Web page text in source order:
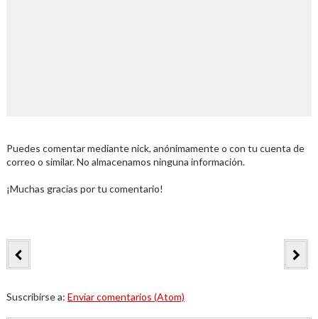
Puedes comentar mediante nick, anónimamente o con tu cuenta de
correo o similar. No almacenamos ninguna información.
¡Muchas gracias por tu comentario!
Suscribirse a: Enviar comentarios (Atom)